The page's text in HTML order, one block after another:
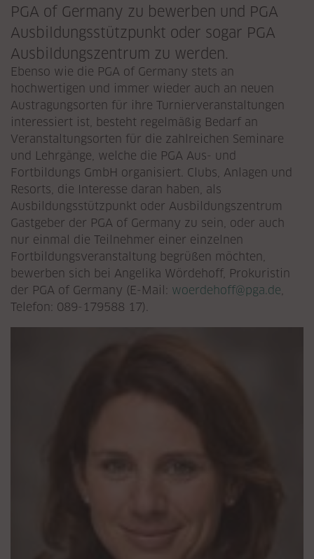
PGA of Germany zu bewerben und PGA
Ausbildungsstützpunkt oder sogar PGA
Ausbildungszentrum zu werden.
Ebenso wie die PGA of Germany stets an
hochwertigen und immer wieder auch an neuen
Austragungsorten für ihre Turnierveranstaltungen
interessiert ist, besteht regelmäßig Bedarf an
Veranstaltungsorten für die zahlreichen Seminare
und Lehrgänge, welche die PGA Aus- und
Fortbildungs GmbH organisiert. Clubs, Anlagen und
Resorts, die Interesse daran haben, als
Ausbildungsstützpunkt oder Ausbildungszentrum
Gastgeber der PGA of Germany zu sein, oder auch
nur einmal die Teilnehmer einer einzelnen
Fortbildungsveranstaltung begrüßen möchten,
bewerben sich bei Angelika Wördehoff, Prokuristin
der PGA of Germany (E-Mail: woerdehoff@pga.de,
Telefon: 089-179588 17).